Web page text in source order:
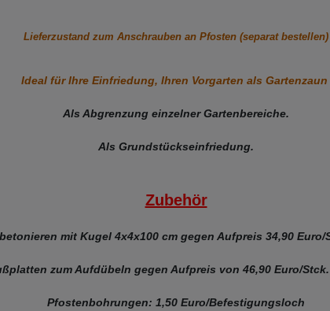
Lieferzustand zum Anschrauben an Pfosten (separat bestellen)
Ideal für Ihre Einfriedung, Ihren Vorgarten als Gartenzaun
Als Abgrenzung einzelner Gartenbereiche.
Als Grundstückseinfriedung.
Zubehör
mit Kugel 4x4x100 cm gegen Aufpreis 34,90
zum Aufdübeln gegen Aufpreis von 46,90 Euro/
Pfostenbohrungen: 1,50 Euro/Befestigungsloch